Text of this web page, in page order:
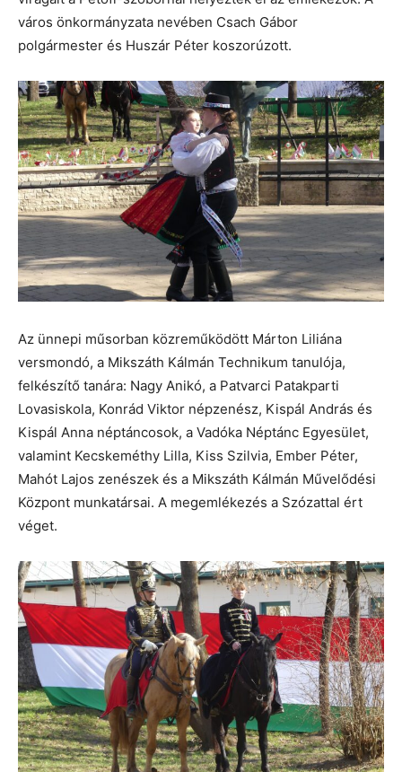
város önkormányzata nevében Csach Gábor
polgármester és Huszár Péter koszorúzott.
Az ünnepi műsorban közreműködött Márton Liliána
versmondó, a Mikszáth Kálmán Technikum tanulója,
felkészítő tanára: Nagy Anikó, a Patvarci Patakparti
Lovasiskola, Konrád Viktor népzenész, Kispál András és
Kispál Anna néptáncosok, a Vadóka Néptánc Egyesület,
valamint Kecskeméthy Lilla, Kiss Szilvia, Ember Péter,
Mahót Lajos zenészek és a Mikszáth Kálmán Művelődési
Központ munkatársai. A megemlékezés a Szózattal ért
véget.